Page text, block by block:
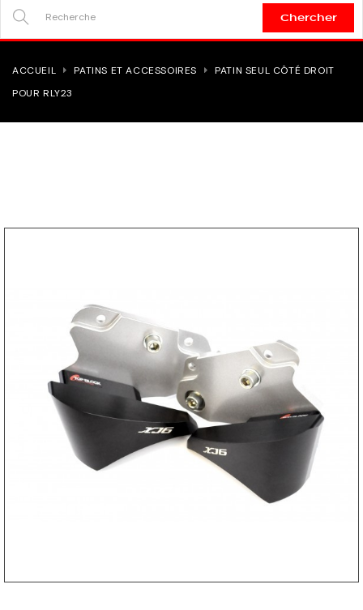
Chercher
ACCUEIL PATINS ET ACCESSOIRES
PATIN SEUL CÔTÉ DROIT
POUR RLY23